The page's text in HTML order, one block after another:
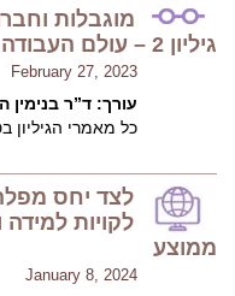
מוגבלות
גיליון 2 – עולם העבודה: הזדמנויות וחסמים
February 27, 2023
עורך: ד”ר בנימין
כל מאמרי הגיליון
לצד יחס
לקויות למידה
ממוצע
January 8, 2024